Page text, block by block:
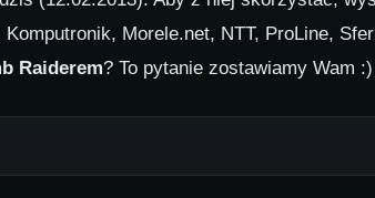
Komputronik, Morele.net, NTT, ProLine,
Raiderem? To pytanie zostawiamy Wam :)